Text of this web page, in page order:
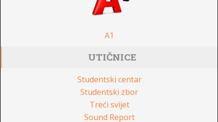
A1
UTIČNICE
Studentski centar
Studentski zbor
Treći svijet
Sound Report